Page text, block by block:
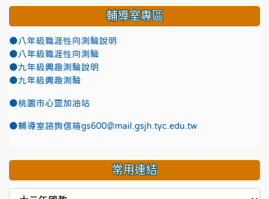
輔導室專區
●八年級職涯性向測驗說明
●八年級職涯性向測驗
●九年級興趣測驗說明
●九年級興趣測驗
●桃園市心靈加油站
●輔導室諮詢信箱gs600@mail.gsjh.tyc.edu.tw
常用連結